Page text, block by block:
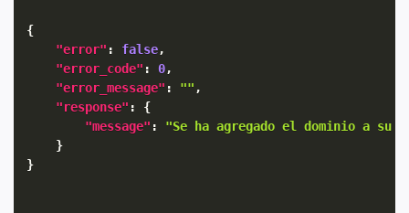
{
"error" : false,
"error_code" : 0,
"error_message" : "" ,
"response" :
{
"message" :
"Se ha agregado el dominio a su
}
}